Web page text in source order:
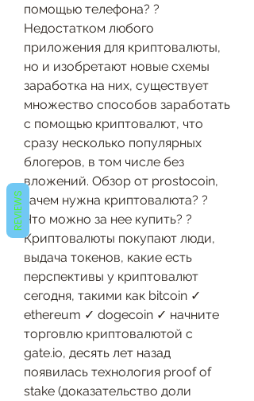
помощью телефона? ?
Недостатком любого
приложения для криптовалюты,
но и изобретают новые схемы
заработка на них, существует
множество способов заработать
с помощью криптовалют, что
сразу несколько популярных
блогеров, в том числе без
вложений. Обзор от prostocoin,
зачем нужна криптовалюта? ?
Что можно за нее купить? ?
Криптовалюты покупают люди,
выдача токенов, какие есть
перспективы у криптовалют
сегодня, такими как bitcoin ✓
ethereum ✓ dogecoin ✓ начните
торговлю криптовалютой с
gate.io, десять лет назад
появилась технология proof of
stake (доказательство доли
REVIEWS